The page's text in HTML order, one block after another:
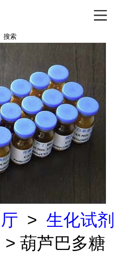
搜索
> 生化试剂
> 葫芦巴多糖